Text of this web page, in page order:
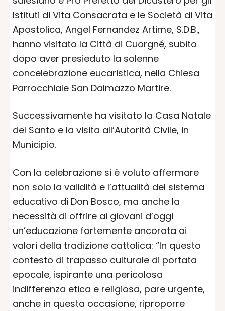
Istituti di Vita Consacrata e le Società di Vita
Apostolica, Angel Fernandez Artime, S.D.B.,
hanno visitato la Città di Cuorgné, subito
dopo aver presieduto la solenne
concelebrazione eucaristica, nella Chiesa
Parrocchiale San Dalmazzo Martire.
Successivamente ha visitato la Casa Natale
del Santo e la visita all’Autorità Civile, in
Municipio.
Con la celebrazione si è voluto affermare
non solo la validità e l’attualità del sistema
educativo di Don Bosco, ma anche la
necessità di offrire ai giovani d’oggi
un’educazione fortemente ancorata ai
valori della tradizione cattolica: “In questo
contesto di trapasso culturale di portata
epocale, ispirante una pericolosa
indifferenza etica e religiosa, pare urgente,
anche in questa occasione, riproporre